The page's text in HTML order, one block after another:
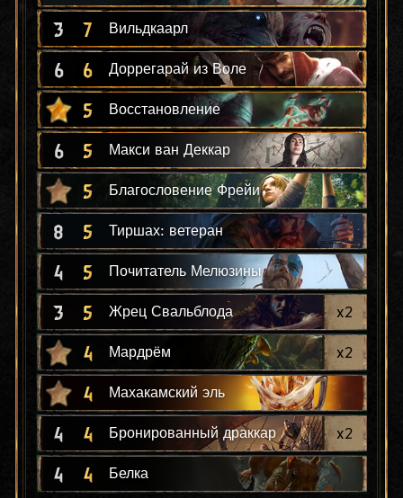
3 7 Вильдкаарл
6 6 Доррегарай из Воле
5 Восстановление
6 5 Макси ван Деккар
5 Благословение Фрейи
8 5 Тиршах: ветеран
4 5 Почитатель Мелюзины
3 5 Жрец Свальблода x2
4 Мардрём x2
4 Махакамский эль
4 4 Бронированный драккар x2
4 4 Белка